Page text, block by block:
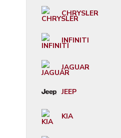
CHRYSLER
INFINITI
JAGUAR
JEEP
KIA